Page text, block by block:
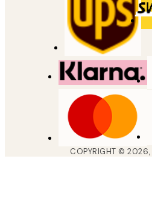
COPYRIGHT ©2026,